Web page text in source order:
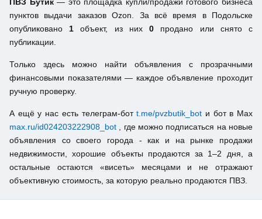
пунктов выдачи заказов Ozon. За всё время в Подольске
опубликовано 1 объект, из них0 продано или снято с
публикации.
Только здесь можно найти объявления с прозрачными
финансовыми показателями — каждое объявление проходит
ручную проверку.
А ещё у нас есть телеграм-ботt.me/pvzbutik_bot и бот в Max
max.ru/id024203222908_bot
, где можно подписаться на новые
объявления со своего города - как и на рынке продажи
недвижимости, хорошие объекты продаются за 1–2 дня, а
остальные остаются «висеть» месяцами и не отражают
объективную стоимость, за которую реально продаются ПВЗ.